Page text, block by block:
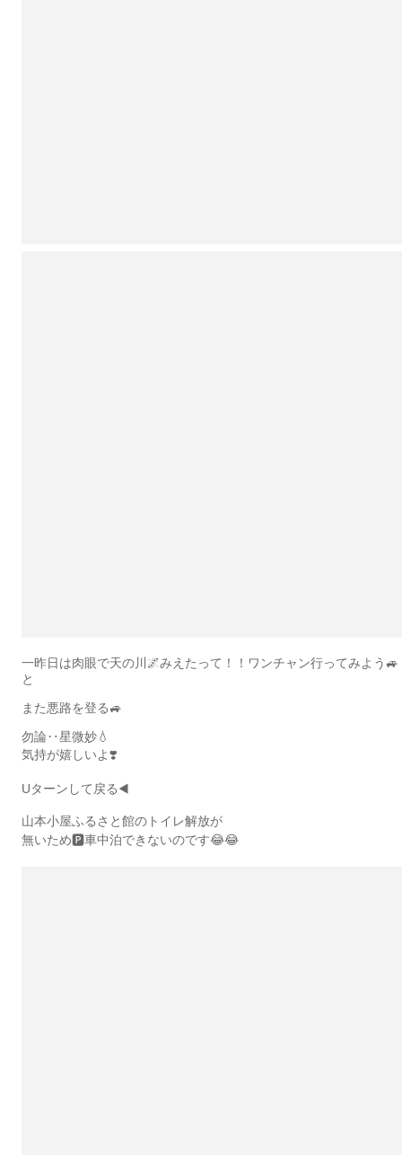
一昨日は肉眼で天の川🌌みえたって！！ワンチャン行ってみよう🚙
と
また悪路を登る🚙
勿論‥星微妙💧
気持が嬉しいよ❣️
Uターンして戻る◀️
山本小屋ふるさと館のトイレ解放が
無いため🅿️車中泊できないのです😂😂